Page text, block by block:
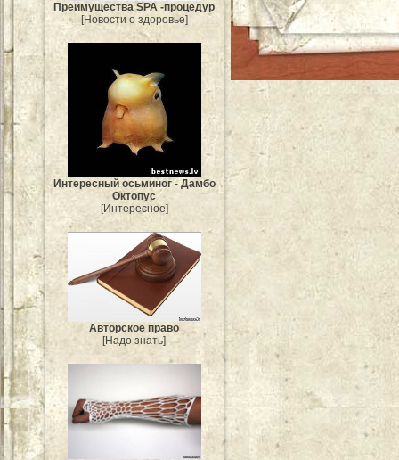
Преимущества SPA -процедур
[Новости о здоровье]
Интересный осьминог - Дамбо
Октопус
[Интересное]
Авторское право
[Надо знать]